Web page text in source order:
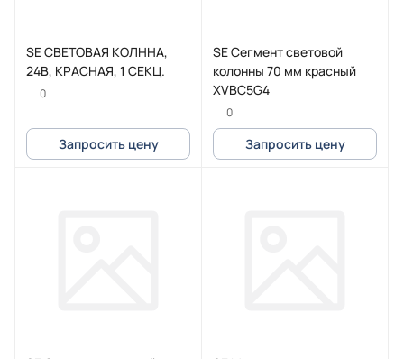
SE СВЕТОВАЯ КОЛННА,
24В, КРАСНАЯ, 1 СЕКЦ.
0
Запросить цену
SE Сегмент световой
колонны 70 мм красный
XVBC5G4
0
Запросить цену